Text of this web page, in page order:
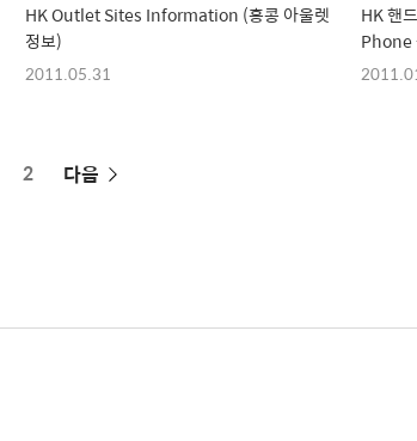
HK Outlet Sites Information (홍콩 아울렛
정보)
2011.05.31
HK 핸
페
2 다음